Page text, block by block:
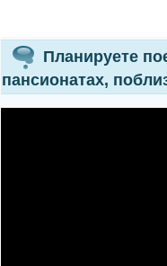
Планируете
пансионатах,